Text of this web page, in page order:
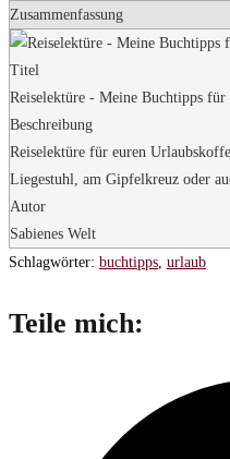
Zusammenfassung
Titel
Reiselektüre - Meine Buchtipps
Beschreibung
Reiselektüre für euren
Liegestuhl, am Gipfelkreuz oder
Autor
Sabienes Welt
Schlagwörter: buchtipps urlaub
Teile mich:
teilen